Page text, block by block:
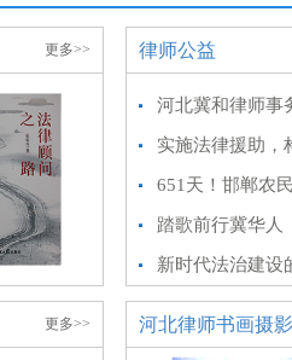
更多>>
更多>>
律师公益
实施法律援助，
踏歌前行冀华人
新时代法治建设
河北律师书画摄